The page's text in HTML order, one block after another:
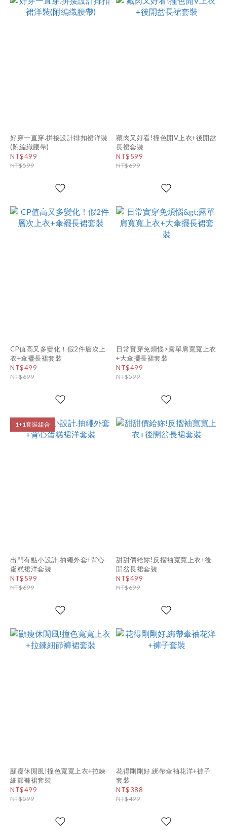
好穿一直穿.拼接設計排扣裙洋裝
(附編織腰帶)
NT$499
NT$599
藏肉又好看!撞色開V上衣+後開岔
長裙套裝
NT$599
NT$699
CP值高又多變化！假2件層次上
衣+傘襬長裙套裝
NT$499
NT$699
日常實穿免煩惱>露單肩寬寬上衣
+大傘擺長裙套裝
NT$499
NT$599
1+1套裝組合
出門有點小設計.抽繩外套+背心
蛋糕裙洋套裝
NT$599
NT$699
甜甜價給妳!反摺袖寬寬上衣+後
開岔長裙套裝
NT$499
NT$699
顯瘦休閒風!撞色寬寬上衣+拉鍊
細節褲裙套裝
NT$499
NT$599
花得剛剛好.綁帶傘袖花洋+褲子
套裝
NT$388
NT$499